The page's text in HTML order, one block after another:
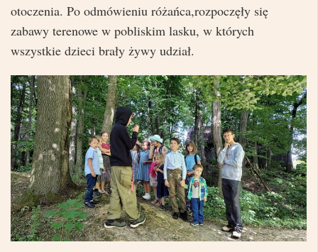
otoczenia. Po odmówieniu różańca,rozpoczęły się
zabawy terenowe w pobliskim lasku, w których
wszystkie dzieci brały żywy udział.